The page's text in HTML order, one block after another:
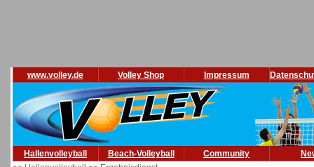
www.volley.de Volley Shop Impressum
Hallenvolleyball Beach-Volleyball Community